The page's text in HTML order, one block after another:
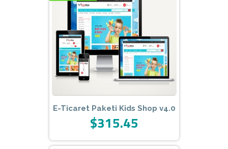
E-Ticaret Paketi Kids Shop v4.0
$315.45